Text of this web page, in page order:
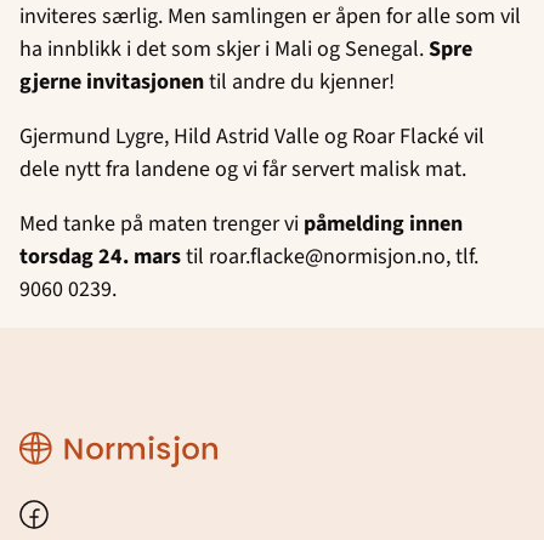
inviteres særlig. Men samlingen er åpen for alle som vil
ha innblikk i det som skjer i Mali og Senegal.Spre
gjerne invitasjonentil andre du kjenner!
Gjermund Lygre, Hild Astrid Valle og Roar Flacké vil
dele nytt fra landene og vi får servert malisk mat.
Med tanke på maten trenger vi påmelding innen
torsdag 24. marstil roar.flacke@normisjon.no, tlf.
9060 0239.
Region
Rogaland
Facebook